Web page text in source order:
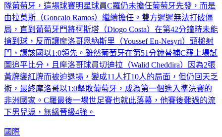
隊葡萄牙，這場球賽明星球員C羅仍未擔任葡萄牙先發，而是
由拉莫斯（Goncalo Ramos）繼續擔任。雙方遲遲無法打破僵
局，直到葡萄牙門將柯斯塔（Diogo Costa）在第42分鐘時未能
搶到球，反而讓摩洛哥恩納斯里（Youssef En-Nesyri）頭槌射
門，讓該國以1:0領先。雖然葡萄牙在第51分鐘替補C羅上場試
圖追平比分，且摩洛哥球員切迪拉（Walid Cheddira）因為2張
黃牌變紅牌而被迫退場，變成11人打10人的局面，但仍回天乏
術，最終摩洛哥以1:0擊敗葡萄牙，成為第一個進入準決賽的
非洲國家。C羅最後一場世足賽也就此落幕，他賽後難過的流
下男兒淚，無緣晉級4強。
國際